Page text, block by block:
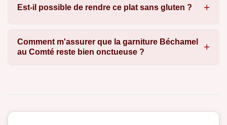
Est-il possible de rendre ce plat sans gluten ?
Comment m'assurer que la garniture Béchamel
au Comté reste bien onctueuse ?